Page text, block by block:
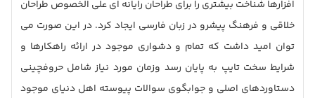
افزارها شناخت بیشتری را برای طراحان رایانه ای علی الخصوص طراحان
خلاقی و فرهنگ پیشرو در زبان فارسی ایجاد کرد. در این صورت می
توان امید داشت که تمام و دشواری موجود در ارائه راهکارها و
شرایط سخت تایپ به پایان رسد وزمان مورد نیاز شامل حروفچینی
دستاوردهای اصلی و جوابگوی سوالات پیوسته اهل دنیای موجود